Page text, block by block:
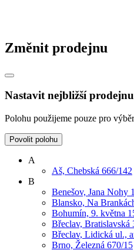
Změnit prodejnu
Nastavit nejbližší
Polohu použijeme pouze pro
Povolit polohu
A
Aš, Chebská 666/142
B
Benešov, Jana Nohy
Blansko, Na
Bohumín, 9. května
Břeclav, Bratislavská
Břeclav, Lidická ul.,
Brno, Železná 670/15